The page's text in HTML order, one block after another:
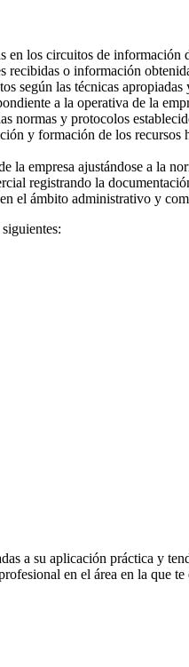
en los circuitos de información
recibidas o información
según las técnicas apropiadas
a la operativa de la
normas y protocolos
y formación de los
la empresa ajustándose a la
registrando la
el ámbito administrativo y
a su aplicación práctica y
en el área en la que